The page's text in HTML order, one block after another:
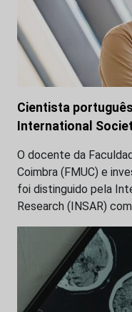
Cientista
International
O docente da
Coimbra (FMUC) e
foi distinguido pela
Research (INSAR)